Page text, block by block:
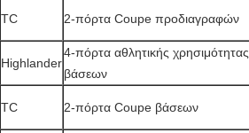
TC 2-πόρτα Coupe προδιαγραφών
Highlander
4-πόρτα αθλητικής χρησιμότητας
βάσεων
TC 2-πόρτα Coupe βάσεων